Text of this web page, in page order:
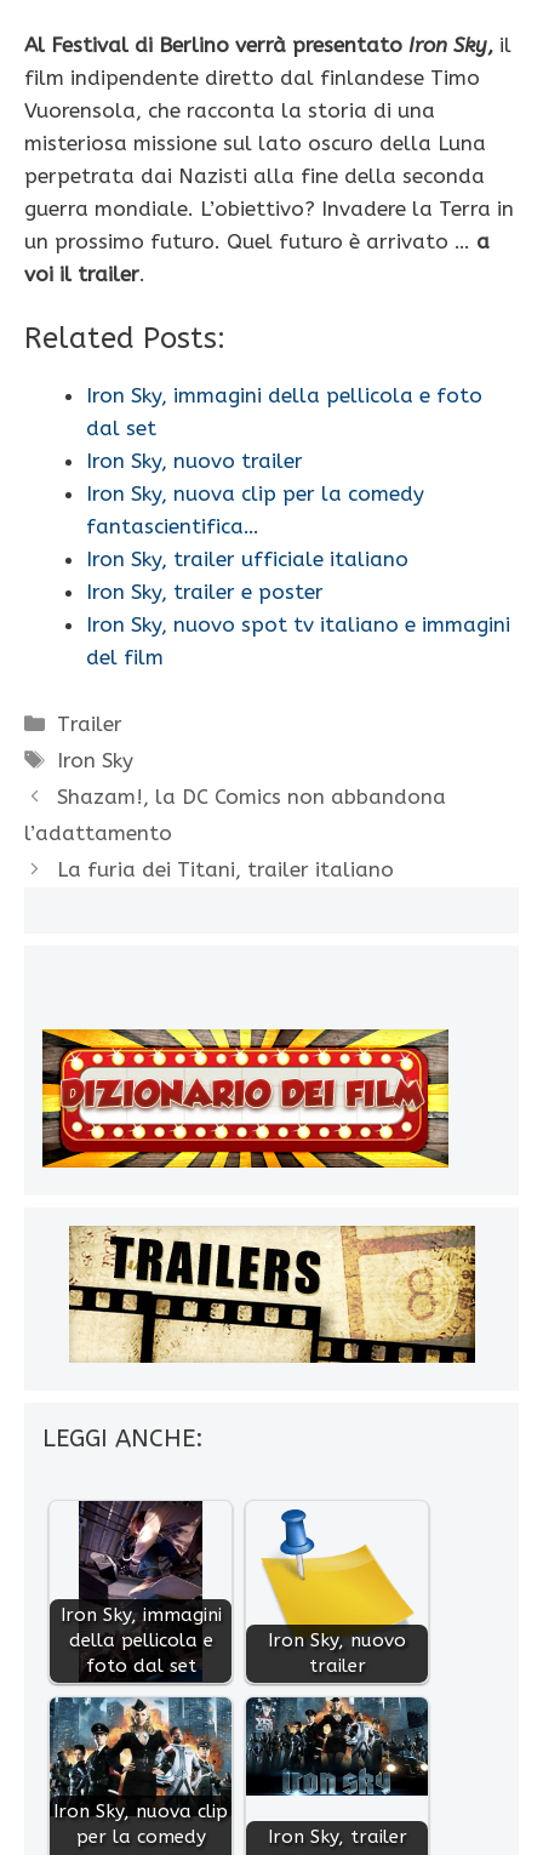
Al Festival di Berlino verrà presentato Iron Sky, il
film indipendente diretto dal finlandese Timo
Vuorensola, che racconta la storia di una
misteriosa missione sul lato oscuro della Luna
perpetrata dai Nazisti alla fine della seconda
guerra mondiale. L’obiettivo? Invadere la Terra in
un prossimo futuro. Quel futuro è arrivato … a
voi il trailer.
Related Posts:
Iron Sky, immagini della pellicola e foto
dal set
Iron Sky, nuovo trailer
Iron Sky, nuova clip per la comedy
fantascientifica…
Iron Sky, trailer ufficiale italiano
Iron Sky, trailer e poster
Iron Sky, nuovo spot tv italiano e immagini
del film
Categorie
Trailer
Tag
Iron Sky
Shazam!, la DC Comics non abbandona
l’adattamento
La furia dei Titani, trailer italiano
LEGGI ANCHE:
Iron Sky, immagini
della pellicola e
foto dal set
Iron Sky, nuovo
trailer
Iron Sky, nuova clip
per la comedy
Iron Sky, trailer